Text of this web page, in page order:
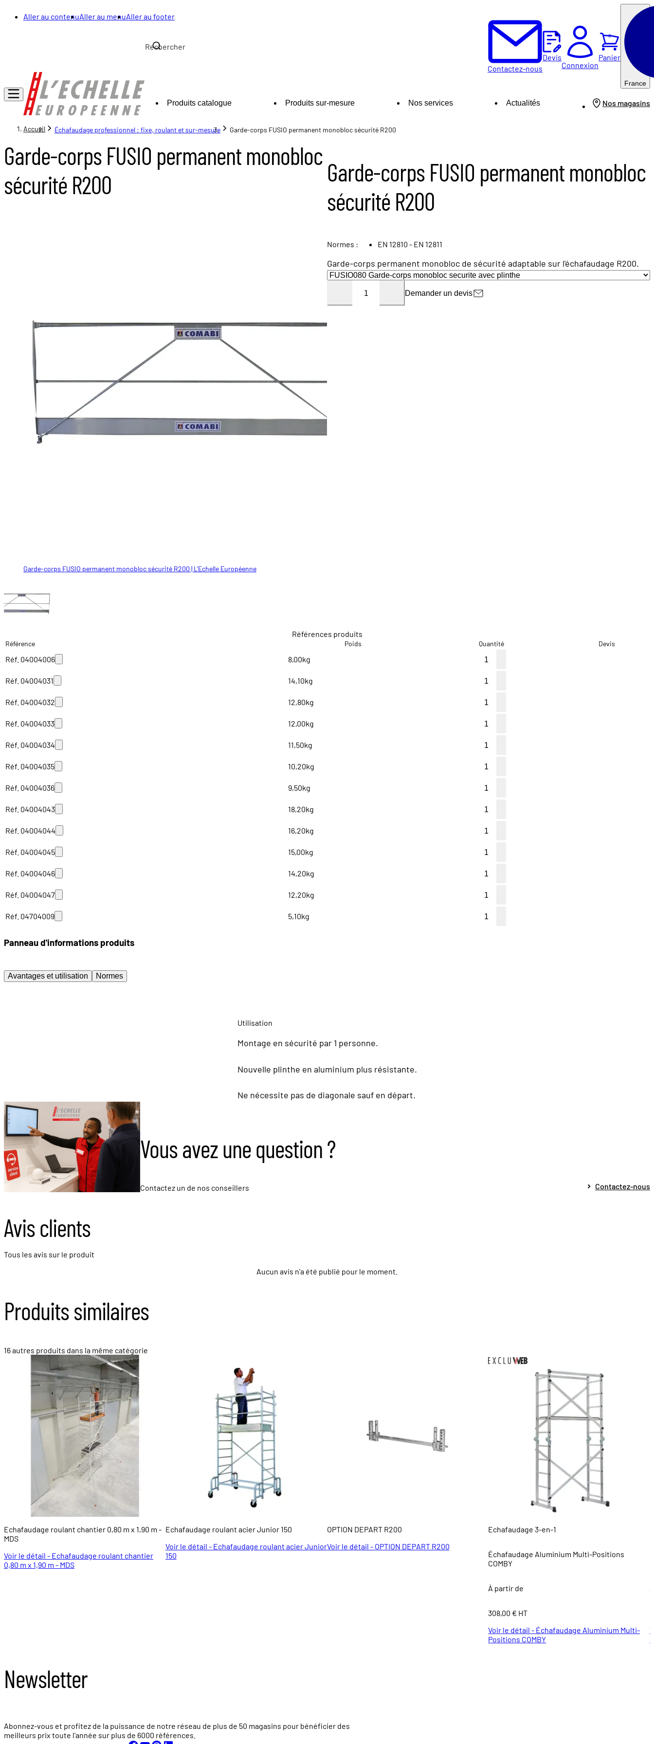
Aller au contenuAller au menuAller au footer
Contactez-nous
Devis
Connexion
Panier
0
France
Produits catalogue Produits sur-mesure Nos services Actualités Nos magasins
Accueil Échafaudage professionnel : fixe, roulant et sur-mesure Garde-corps FUSIO permanent monobloc sécurité R200
Garde-corps FUSIO permanent monobloc
sécurité R200
Garde-corps FUSIO permanent monobloc sécurité R200 | L'Echelle Européenne
Garde-corps FUSIO permanent monobloc
sécurité R200
Normes : EN 12810 - EN 12811
Garde-corps permanent monobloc de sécurité adaptable sur l'échafaudage R200.
Demander un devis
Références produits
Référence Poids Quantité Devis
Réf. 04004006 8,00kg
Réf. 04004031 14,10kg
Réf. 04004032 12,80kg
Réf. 04004033 12,00kg
Réf. 04004034 11,50kg
Réf. 04004035 10,20kg
Réf. 04004036 9,50kg
Réf. 04004043 18,20kg
Réf. 04004044 16,20kg
Réf. 04004045 15,00kg
Réf. 04004046 14,20kg
Réf. 04004047 12,20kg
Réf. 04704009 5,10kg
Panneau d'informations produits
Avantages et utilisation Normes
Utilisation
Montage en sécurité par 1 personne.
Nouvelle plinthe en aluminium plus résistante.
Ne nécessite pas de diagonale sauf en départ.
Vous avez une question ?
Contactez un de nos conseillers Contactez-nous
Avis clients
Tous les avis sur le produit
Aucun avis n'a été publié pour le moment.
Produits similaires
16 autres produits dans la même catégorie
Echafaudage roulant chantier 0,80 m x 1,90 m -
MDS
Voir le détail - Echafaudage roulant chantier
0,80 m x 1,90 m - MDS
Echafaudage roulant acier Junior 150
Voir le détail - Echafaudage roulant acier Junior
150
OPTION DEPART R200
Voir le détail - OPTION DEPART R200
Echafaudage 3-en-1
Échafaudage Aluminium Multi-Positions
COMBY
À partir de
308,00 € HT
Voir le détail - Échafaudage Aluminium Multi-
Positions COMBY
Newsletter
Abonnez-vous et profitez de la puissance de notre réseau de plus de 50 magasins pour bénéficier des
meilleurs prix toute l'année sur plus de 6000 références.